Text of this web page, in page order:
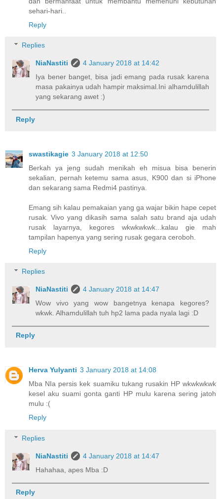
sehari-hari..
Reply
Replies
NiaNastiti
4 January 2018 at 14:42
Iya bener banget, bisa jadi emang pada rusak karena
masa pakainya udah hampir maksimal.Ini alhamdulillah
yang sekarang awet :)
Reply
swastikagie 3 January 2018 at 12:50
Berkah ya jeng sudah menikah eh misua bisa benerin
sekalian, pernah ketemu sama asus, K900 dan si iPhone
dan sekarang sama Redmi4 pastinya.
Emang sih kalau pemakaian yang ga wajar bikin hape cepet
rusak. Vivo yang dikasih sama salah satu brand aja udah
rusak layarnya, kegores wkwkwkwk...kalau gie mah
tampilan hapenya yang sering rusak gegara ceroboh.
Reply
Replies
NiaNastiti
4 January 2018 at 14:47
Wow vivo yang wow bangetnya kenapa kegores?
wkwk. Alhamdulillah tuh hp2 lama pada nyala lagi :D
Reply
Herva Yulyanti 3 January 2018 at 14:08
Mba NIa persis kek suamiku tukang rusakin HP wkwkwkwk
kesel aku suami gonta ganti HP mulu karena sering jatoh
mulu :(
Reply
Replies
NiaNastiti
4 January 2018 at 14:47
Hahahaa, apes Mba :D
Reply